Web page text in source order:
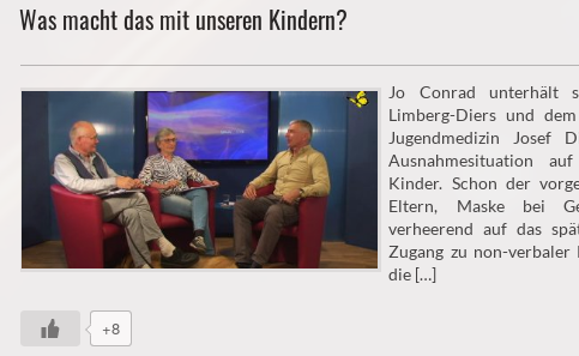
Was macht das mit unseren Kindern?
Jo Conrad unterhält
Limberg-Diers und
Jugendmedizin Josef
Ausnahmesituation
Kinder. Schon der
Eltern, Maske bei
verheerend auf das
Zugang zu non-
die […]
+8